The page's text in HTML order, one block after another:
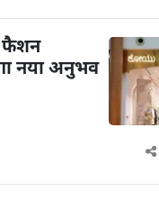
फैशन
नया अनुभव